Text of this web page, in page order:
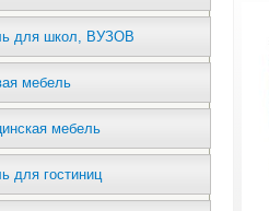
для школ, ВУЗОВ
мебель
мебель
для гостиниц